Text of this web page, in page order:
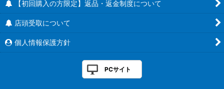
【初回購入の方限定】返品・返金制度について
店頭受取について
個人情報保護方針
PCサイト